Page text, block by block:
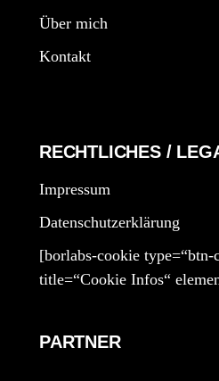
Über mich
Kontakt
RECHTLICHES /
Impressum
Datenschutzerklärung
[borlabs-cookie type=“btn-
title=“Cookie Infos“
PARTNER